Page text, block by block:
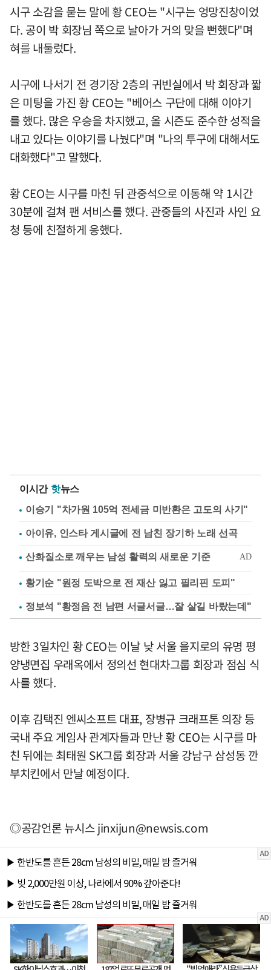
시구 소감을 묻는 말에 황 CEO는 "시구는 엉망진창이었
다. 공이 박 회장님 쪽으로 날아가 거의 맞을 뻔했다"며
혀를 내둘렀다.
시구에 나서기 전 경기장 2층의 귀빈실에서 박 회장과 짧
은 미팅을 가진 황 CEO는 "베어스 구단에 대해 이야기
를 했다. 많은 우승을 차지했고, 올 시즌도 준수한 성적을
내고 있다는 이야기를 나눴다"며 "나의 투구에 대해서도
대화했다"고 말했다.
황 CEO는 시구를 마친 뒤 관중석으로 이동해 약 1시간
30분에 걸쳐 팬 서비스를 했다. 관중들의 사진과 사인 요
청 등에 친절하게 응했다.
이시간 핫뉴스
이승기 "차가원 105억 전세금 미반환은 고도의 사기"
아이유, 인스타 게시글에 전 남친 장기하 노래 선곡
황기순 "원정 도박으로 전 재산 잃고 필리핀 도피"
정보석 "황정음 전 남편 서글서글…잘 살길 바랐는데"
방한 3일차인 황 CEO는 이날 낮 서울 을지로의 유명 평
양냉면집 우래옥에서 정의선 현대차그룹 회장과 점심 식
사를 했다.
이후 김택진 엔씨소프트 대표, 장병규 크래프톤 의장 등
국내 주요 게임사 관계자들과 만난 황 CEO는 시구를 마
친 뒤에는 최태원 SK그룹 회장과 서울 강남구 삼성동 깐
부치킨에서 만날 예정이다.
◎공감언론 뉴시스jinxijun@newsis.com